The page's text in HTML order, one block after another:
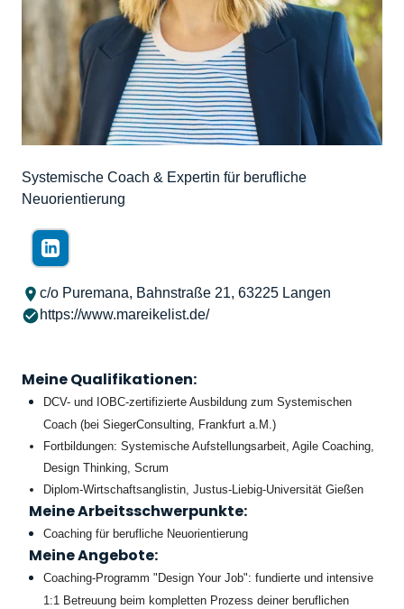
Systemische Coach & Expertin für berufliche
Neuorientierung
c/o Puremana, Bahnstraße 21, 63225 Langen
https://www.mareikelist.de/
Meine Qualifikationen:
DCV- und IOBC-zertifizierte Ausbildung zum Systemischen
Coach (bei SiegerConsulting, Frankfurt a.M.)
Fortbildungen: Systemische Aufstellungsarbeit, Agile Coaching,
Design Thinking, Scrum
Diplom-Wirtschaftsanglistin, Justus-Liebig-Universität Gießen
Meine Arbeitsschwerpunkte:
Coaching für berufliche Neuorientierung
Meine Angebote:
Coaching-Programm "Design Your Job": fundierte und intensive
1:1 Betreuung beim kompletten Prozess deiner beruflichen